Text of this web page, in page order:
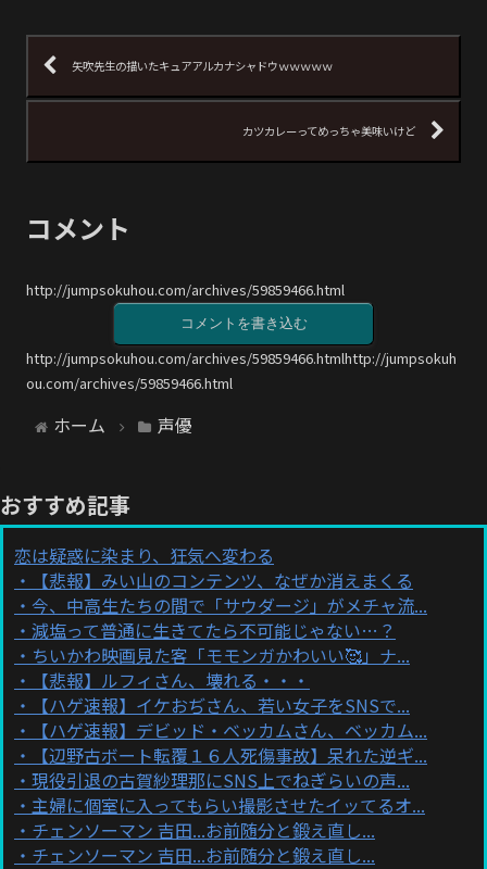
矢吹先生の描いたキュアアルカナシャドウｗｗｗｗｗ
カツカレーってめっちゃ美味いけど
コメント
http://jumpsokuhou.com/archives/59859466.html
コメントを書き込む
http://jumpsokuhou.com/archives/59859466.htmlhttp://jumpsokuh
ou.com/archives/59859466.html
ホーム 声優
おすすめ記事
恋は疑惑に染まり、狂気へ変わる
【悲報】みい山のコンテンツ、なぜか消えまくる
今、中高生たちの間で「サウダージ」がメチャ流...
減塩って普通に生きてたら不可能じゃない…？
ちいかわ映画見た客「モモンガかわいい🥰」ナ...
【悲報】ルフィさん、壊れる・・・
【ハゲ速報】イケおぢさん、若い女子をSNSで...
【ハゲ速報】デビッド・ベッカムさん、ベッカム...
【辺野古ボート転覆１６人死傷事故】呆れた逆ギ...
現役引退の古賀紗理那にSNS上でねぎらいの声...
主婦に個室に入ってもらい撮影させたイッてるオ...
チェンソーマン 吉田...お前随分と鍛え直し...
チェンソーマン 吉田...お前随分と鍛え直し...